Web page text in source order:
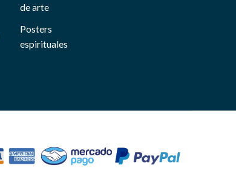
de arte
Posters
espirituales